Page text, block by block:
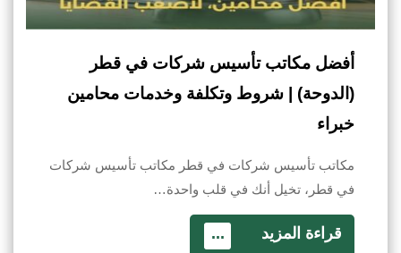
أفضل مكاتب تأسيس شركات في قطر
(الدوحة) | شروط وتكلفة وخدمات محامين
خبراء
مكاتب تأسيس شركات في قطر مكاتب تأسيس شركات
في قطر، تخيل أنك في قلب واحدة…
قراءة المزيد ...